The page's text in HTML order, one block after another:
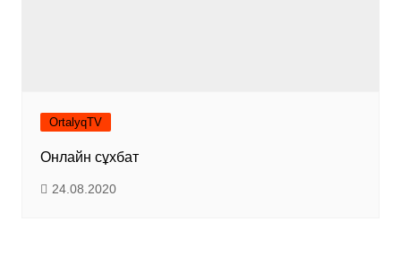
OrtalyqTV
Онлайн сұхбат
24.08.2020